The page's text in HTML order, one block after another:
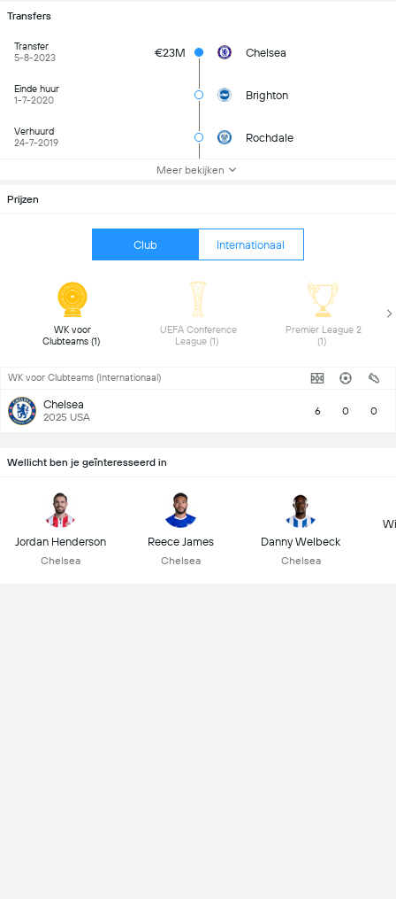
Transfers
Transfer
5-8-2023
€23M Chelsea
Einde huur
1-7-2020
Brighton
Verhuurd
24-7-2019
Rochdale
Meer bekijken
Prijzen
Club Internationaal
WK voor
UEFA Conference
Premier League 2
WK voor Clubteams (Internationaal)
Chelsea
2025 USA 6 0 0
Wellicht ben je geïnteresseerd in
Jordan Henderson
Chelsea
Reece James
Chelsea
Danny Welbeck
Chelsea